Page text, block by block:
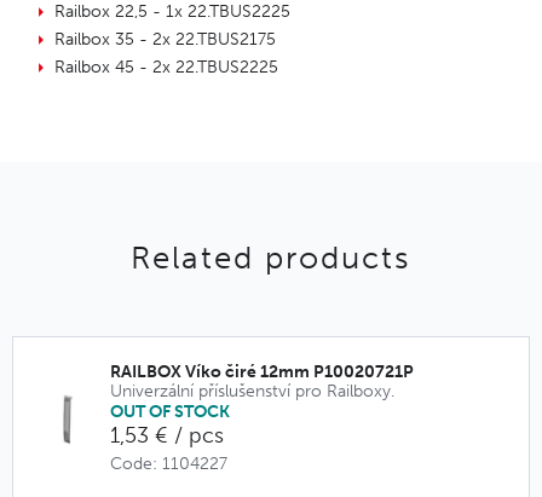
Railbox 22,5 - 1x 22.TBUS2225
Railbox 35 - 2x 22.TBUS2175
Railbox 45 - 2x 22.TBUS2225
Related products
RAILBOX Víko čiré 12mm P10020721P
Univerzální příslušenství pro Railboxy.
OUT OF STOCK
1,53 € / pcs
Code: 1104227